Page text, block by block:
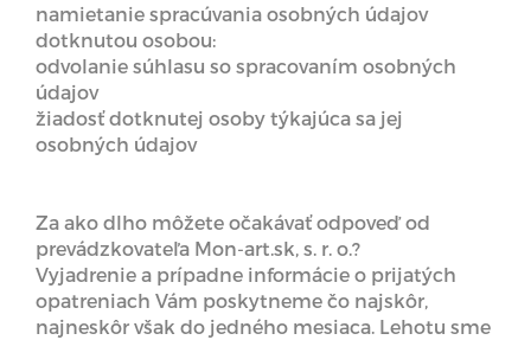
namietanie spracúvania osobných údajov
dotknutou osobou:
odvolanie súhlasu so spracovaním osobných
údajov
žiadosť dotknutej osoby týkajúca sa jej
osobných údajov
Za ako dlho môžete očakávať odpoveď od
prevádzkovateľa Mon-art.sk, s. r. o.?
Vyjadrenie a prípadne informácie o prijatých
opatreniach Vám poskytneme čo najskôr,
najneskôr však do jedného mesiaca. Lehotu sme